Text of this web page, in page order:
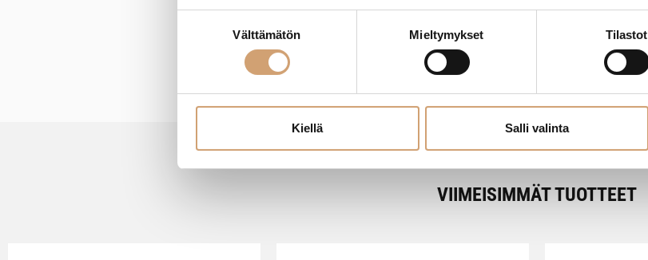
Välttämätön Mieltymykset Tilastot
Kiellä Salli valinta
VIIMEISIMMÄT TUOTTEET